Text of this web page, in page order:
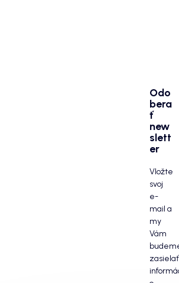
Odo
bera
ť
new
slett
er
Vložte
svoj
e-
mail a
my
Vám
zasielať